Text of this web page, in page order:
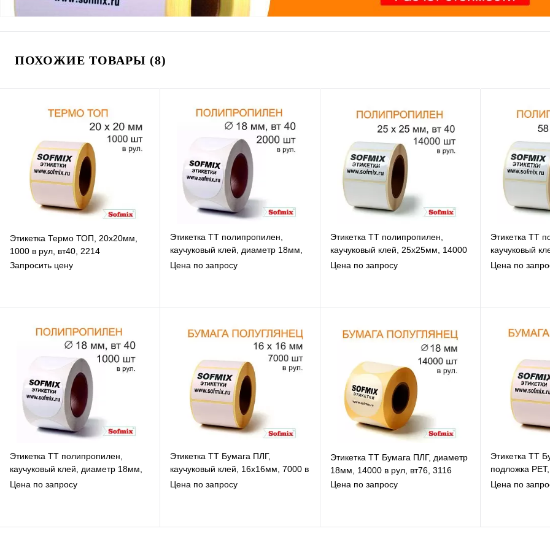
ПОХОЖИЕ ТОВАРЫ (8)
Этикетка Термо ТОП, 20х20мм,
1000 в рул, вт40, 2214
Запросить цену
В избранное
К сравнению
Под заказ
Этикетка ТТ полипропилен,
каучуковый клей, диаметр 18мм,
2000 в рул, вт40, 4119
Цена по запросу
В избранное
К сравнению
Под заказ
Этикетка ТТ полипропилен,
каучуковый клей, 25х25мм, 14000
в рул, вт40, 4119
Цена по запросу
В избранное
К сравнению
Под заказ
Этикетка ТТ
каучуковый
рул, вт40,
Цена по
В
Этикетка ТТ полипропилен,
каучуковый клей, диаметр 18мм,
1000 в рул, вт40, 4119
Цена по запросу
Этикетка ТТ Бумага ПЛГ,
каучуковый клей, 16х16мм, 7000 в
рул, вт76, 3119
Цена по запросу
Этикетка ТТ Бумага ПЛГ, диаметр
18мм, 14000 в рул, вт76, 3116
Цена по запросу
Этикетка ТТ
подложка
рул, вт40,
Цена по